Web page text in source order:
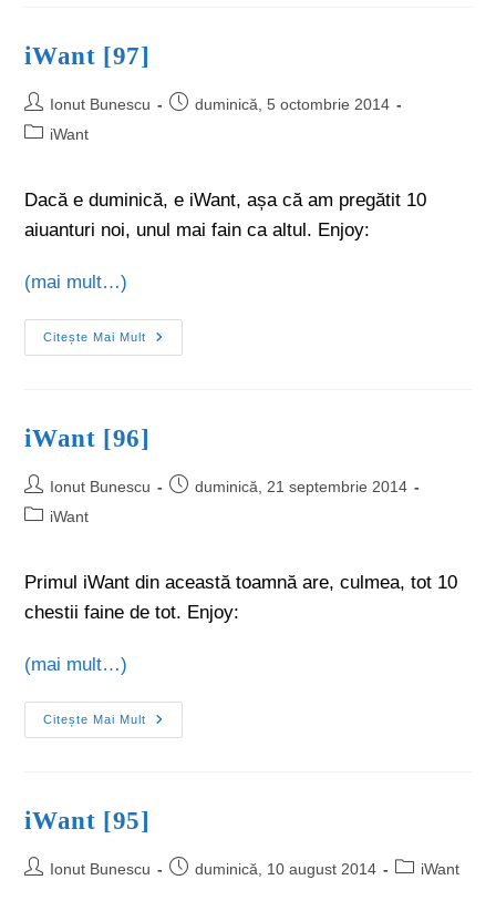
iWant [97]
Ionut Bunescu
duminică, 5 octombrie 2014
iWant
Dacă e duminică, e iWant, așa că am pregătit 10
aiuanturi noi, unul mai fain ca altul. Enjoy:
(mai mult…)
Citește Mai Mult
iWant [96]
Ionut Bunescu
duminică, 21 septembrie 2014
iWant
Primul iWant din această toamnă are, culmea, tot 10
chestii faine de tot. Enjoy:
(mai mult…)
Citește Mai Mult
iWant [95]
Ionut Bunescu duminică, 10 august 2014 iWant